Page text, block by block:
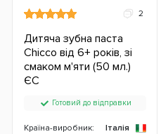
2
Дитяча зубна паста
Chicco від 6+ років, зі
смаком м'яти (50 мл.)
ЄС
Готовий до відправки
Країна-виробник: Італія